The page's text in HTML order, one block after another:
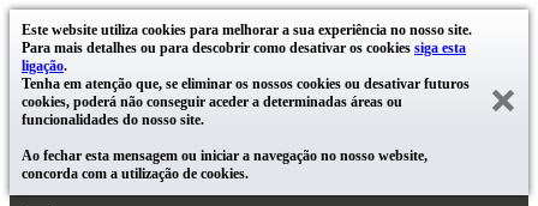
Este website utiliza cookies para melhorar a sua experiência no nosso site.
Para mais detalhes ou para descobrir como desativar os cookies siga esta
ligação.
Tenha em atenção que, se eliminar os nossos cookies ou desativar futuros
cookies, poderá não conseguir aceder a determinadas áreas ou
funcionalidades do nosso site.
Ao fechar esta mensagem ou iniciar a navegação no nosso website,
concorda com a utilização de cookies.